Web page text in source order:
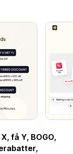
få Y, BOGO,